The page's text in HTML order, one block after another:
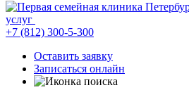
услуг
+7 (812) 300-5-300
Оставить заявку
Записаться онлайн